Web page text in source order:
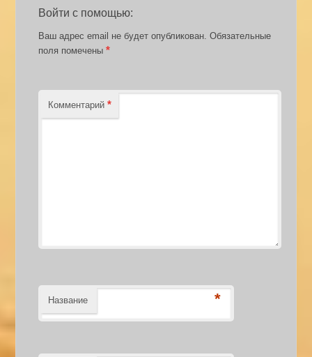
Войти с помощью:
Ваш адрес email не будет опубликован. Обязательные
поля помечены*
Комментарий*
Название *